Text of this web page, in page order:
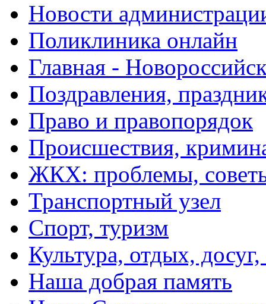
Новости
Поликлиника онлайн
Главная -
Поздравления,
Право и правопорядок
Происшествия,
ЖКХ: проблемы,
Транспортный узел
Спорт, туризм
Культура, отдых,
Наша добрая память